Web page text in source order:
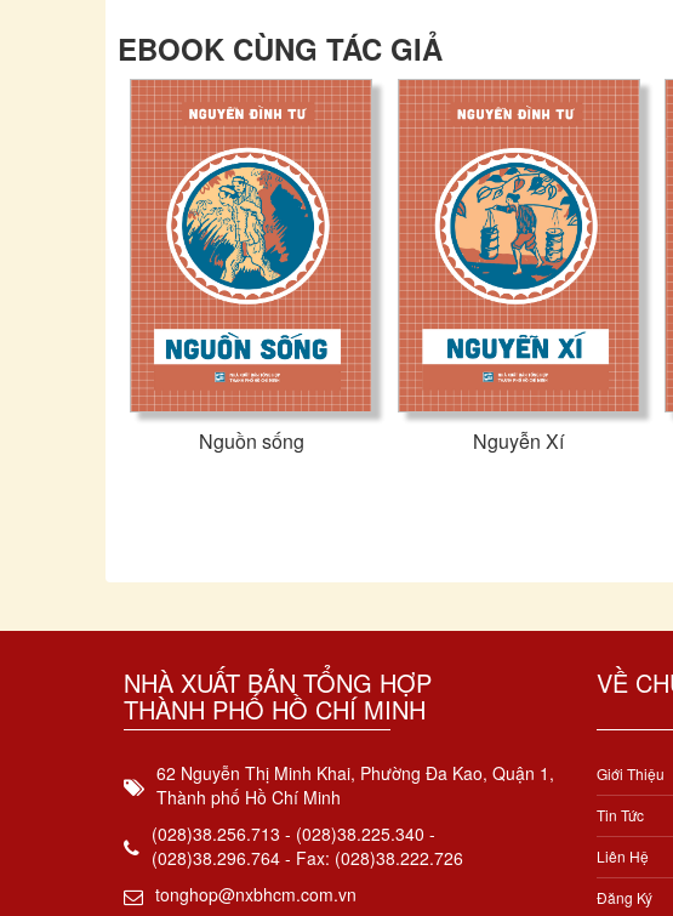
EBOOK CÙNG TÁC GIẢ
Nguồn sống Nguyễn Xí
NHÀ XUẤT BẢN TỔNG HỢP
THÀNH PHỐ HỒ CHÍ MINH
62 Nguyễn Thị Minh Khai, Phường Đa Kao, Quận 1,
Thành phố Hồ Chí Minh
(028)38.256.713 - (028)38.225.340 -
(028)38.296.764 - Fax: (028)38.222.726
tonghop@nxbhcm.com.vn
VỀ
Giới Thiệu
Tin Tức
Liên Hệ
Đăng Ký